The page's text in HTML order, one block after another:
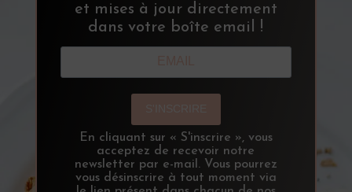
et mises à jour directement
dans votre boîte email !
En cliquant sur « S'inscrire », vous
acceptez de recevoir notre
newsletter par e-mail. Vous pourrez
vous désinscrire à tout moment via